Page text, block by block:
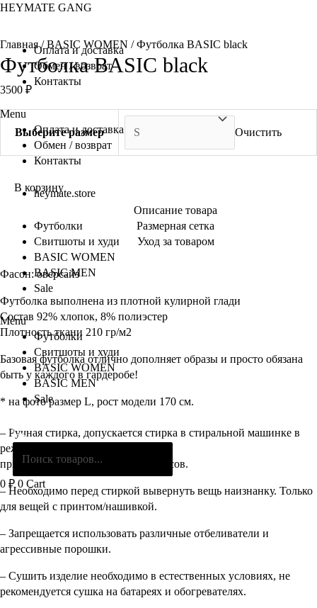
Перейти
содержимому
HEYMATE GANG
Оплата и доставка
Обмен / возврат
Контакты
Menu
Оплата и доставка
Обмен / возврат
Контакты
heymate.store
Футболки
Свитшоты и худи
BASIC WOMEN
BASIC MEN
Sale
Menu
Футболки
Свитшоты и худи
BASIC WOMEN
BASIC MEN
Sale
Поиск
товаров
0 ₽ 0 Cart
Главная/BASIC WOMEN / Футболка BASIC black
Футболка BASIC black
3500 ₽
Выберите размер Очистить
В корзину
Описание товара
Размерная сетка
Уход за товаром
Фасон: оверсайз
Футболка выполнена из плотной кулирной глади
Состав 92% хлопок, 8% полиэстер
Плотность ткани 210 гр/м2
Базовая футболка отлично дополняет образы и просто обязана
быть у каждого в гардеробе!
* на фото размер L, рост модели 170 см.
– Ручная стирка, допускается стирка в стиральной машинке в
режиме “Деликатная стирка”
при температуре не выше 30 градусов.
– Необходимо перед стиркой вывернуть вещь наизнанку. Только
для вещей с принтом/нашивкой.
– Запрещается использовать различные отбеливатели и
агрессивные порошки.
– Сушить изделие необходимо в естественных условиях, не
рекомендуется сушка на батареях и обогревателях.